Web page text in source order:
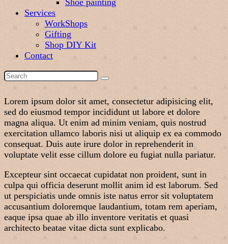
Shoe painting
Services
WorkShops
Gifting
Shop DIY Kit
Contact
Lorem ipsum dolor sit amet, consectetur adipisicing elit,
sed do eiusmod tempor incididunt ut labore et dolore
magna aliqua. Ut enim ad minim veniam, quis nostrud
exercitation ullamco laboris nisi ut aliquip ex ea commodo
consequat. Duis aute irure dolor in reprehenderit in
voluptate velit esse cillum dolore eu fugiat nulla pariatur.
Excepteur sint occaecat cupidatat non proident, sunt in
culpa qui officia deserunt mollit anim id est laborum. Sed
ut perspiciatis unde omnis iste natus error sit voluptatem
accusantium doloremque laudantium, totam rem aperiam,
eaque ipsa quae ab illo inventore veritatis et quasi
architecto beatae vitae dicta sunt explicabo.